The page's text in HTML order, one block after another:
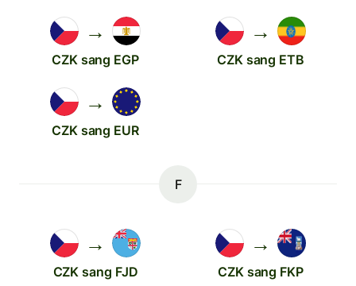
→
CZK sang EGP
→
CZK sang ETB
→
CZK sang EUR
F
→
CZK sang FJD
→
CZK sang FKP